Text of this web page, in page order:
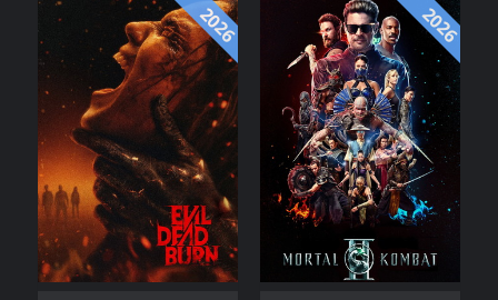
2026 2026